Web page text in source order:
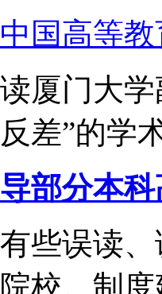
国高等
厦门大
差”的学
部分本
些误读
校。制